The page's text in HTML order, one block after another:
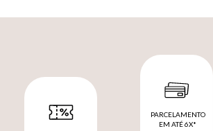
PARCELAMENTO
EM ATÉ 6X*